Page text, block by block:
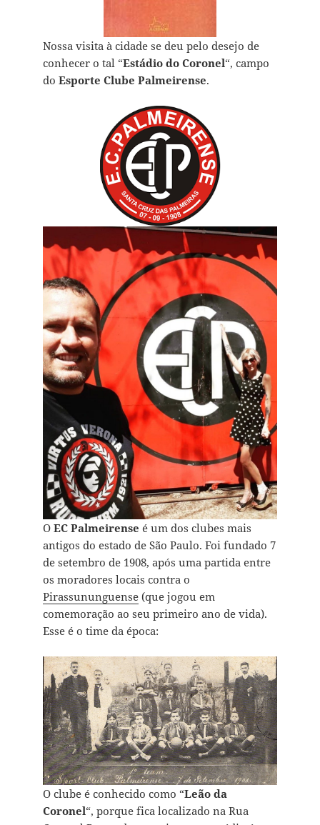
Nossa visita à cidade se deu pelo desejo de
conhecer o tal “Estádio do Coronel“, campo
do Esporte Clube Palmeirense.
O EC Palmeirense é um dos clubes mais
antigos do estado de São Paulo. Foi fundado 7
de setembro de 1908, após uma partida entre
os moradores locais contra o
Pirassununguense(que jogou em
comemoração ao seu primeiro ano de vida).
Esse é o time da época:
O clube é conhecido como “Leão da
Coronel“, porque fica localizado na Rua